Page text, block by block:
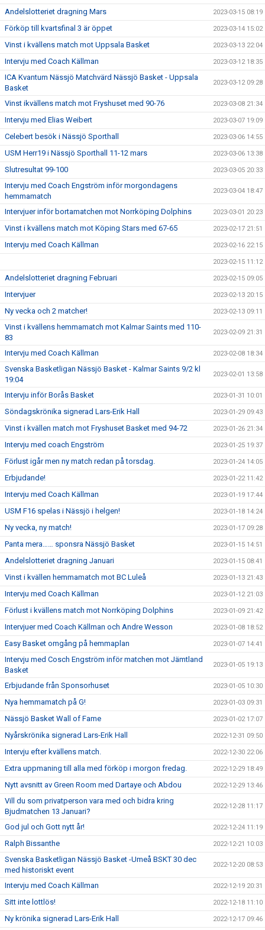
Andelslotteriet dragning Mars 2023-03-15 08:19
Förköp till kvartsfinal 3 är öppet 2023-03-14 15:02
Vinst i kvällens match mot Uppsala Basket 2023-03-13 22:04
Intervju med Coach Källman 2023-03-12 18:35
ICA Kvantum Nässjö Matchvärd Nässjö Basket - Uppsala
Basket
2023-03-12 09:28
Vinst ikvällens match mot Fryshuset med 90-76 2023-03-08 21:34
Intervju med Elias Weibert 2023-03-07 19:09
Celebert besök i Nässjö Sporthall 2023-03-06 14:55
USM Herr19 i Nässjö Sporthall 11-12 mars 2023-03-06 13:38
Slutresultat 99-100 2023-03-05 20:33
Intervju med Coach Engström inför morgondagens
hemmamatch
2023-03-04 18:47
Intervjuer inför bortamatchen mot Norrköping Dolphins 2023-03-01 20:23
Vinst i kvällens match mot Köping Stars med 67-65 2023-02-17 21:51
Intervju med Coach Källman 2023-02-16 22:15
2023-02-15 11:12
Andelslotteriet dragning Februari 2023-02-15 09:05
Intervjuer 2023-02-13 20:15
Ny vecka och 2 matcher! 2023-02-13 09:11
Vinst i kvällens hemmamatch mot Kalmar Saints med 110-
83
2023-02-09 21:31
Intervju med Coach Källman 2023-02-08 18:34
Svenska Basketligan Nässjö Basket - Kalmar Saints 9/2 kl
19:04
2023-02-01 13:58
Intervju inför Borås Basket 2023-01-31 10:01
Söndagskrönika signerad Lars-Erik Hall 2023-01-29 09:43
Vinst i kvällen match mot Fryshuset Basket med 94-72 2023-01-26 21:34
Intervju med coach Engström 2023-01-25 19:37
Förlust igår men ny match redan på torsdag. 2023-01-24 14:05
Erbjudande! 2023-01-22 11:42
Intervju med Coach Källman 2023-01-19 17:44
USM F16 spelas i Nässjö i helgen! 2023-01-18 14:24
Ny vecka, ny match! 2023-01-17 09:28
Panta mera…… sponsra Nässjö Basket 2023-01-15 14:51
Andelslotteriet dragning Januari 2023-01-15 08:41
Vinst i kvällen hemmamatch mot BC Luleå 2023-01-13 21:43
Intervju med Coach Källman 2023-01-12 21:03
Förlust i kvällens match mot Norrköping Dolphins 2023-01-09 21:42
Intervjuer med Coach Källman och Andre Wesson 2023-01-08 18:52
Easy Basket omgång på hemmaplan 2023-01-07 14:41
Intervju med Cosch Engström inför matchen mot Jämtland
Basket
2023-01-05 19:13
Erbjudande från Sponsorhuset 2023-01-05 10:30
Nya hemmamatch på G! 2023-01-03 09:31
Nässjö Basket Wall of Fame 2023-01-02 17:07
Nyårskrönika signerad Lars-Erik Hall 2022-12-31 09:50
Intervju efter kvällens match. 2022-12-30 22:06
Extra uppmaning till alla med förköp i morgon fredag. 2022-12-29 18:49
Nytt avsnitt av Green Room med Dartaye och Abdou 2022-12-29 13:46
Vill du som privatperson vara med och bidra kring
Bjudmatchen 13 Januari?
2022-12-28 11:17
God jul och Gott nytt år! 2022-12-24 11:19
Ralph Bissanthe 2022-12-21 10:03
Svenska Basketligan Nässjö Basket -Umeå BSKT 30 dec
med historiskt event
2022-12-20 08:53
Intervju med Coach Källman 2022-12-19 20:31
Sitt inte lottlös! 2022-12-18 11:10
Ny krönika signerad Lars-Erik Hall 2022-12-17 09:46